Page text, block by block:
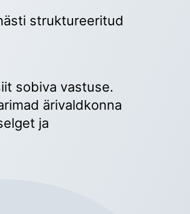
struktureeritud
sobiva vastuse.
ärivaldkonna
ja